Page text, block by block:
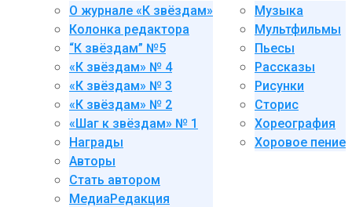
О журнале «К звёздам»
Колонка редактора
“К звёздам” №5
«К звёздам» № 4
«К звёздам» № 3
«К звёздам» № 2
«Шаг к звёздам» № 1
Награды
Авторы
Стать автором
МедиаРедакция
Музыка
Мультфильмы
Пьесы
Рассказы
Рисунки
Сторис
Хореография
Хоровое пение